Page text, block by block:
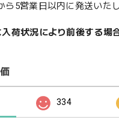
ら5営業日以内に発送いた
荷状況により前後する場
334